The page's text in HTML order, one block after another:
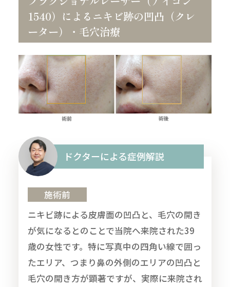
1540）によるニキビ跡の凹凸（クレ
ーター）・毛穴治療
ドクターによる症例解説
施術前
ニキビ跡による皮膚面の凹凸と、毛穴の開き
が気になるとのことで当院へ来院された39
歳の女性です。特に写真中の四角い線で囲っ
たエリア、つまり鼻の外側のエリアの凹凸と
毛穴の開き方が顕著ですが、実際に来院され